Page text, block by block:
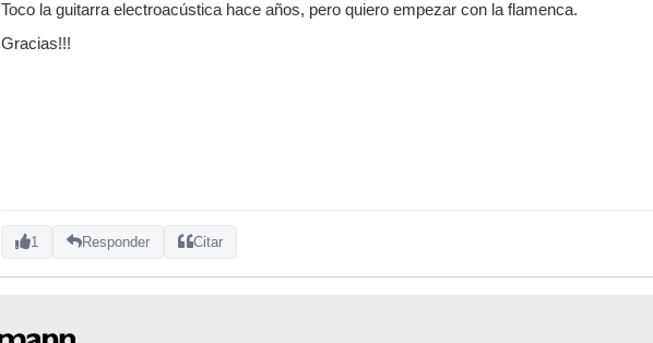
Toco la guitarra electroacústica hace años, pero quiero empezar con la flamenca.
Gracias!!!
1 Responder Citar